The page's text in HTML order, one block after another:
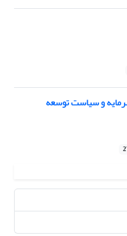
و سیاست توسعه